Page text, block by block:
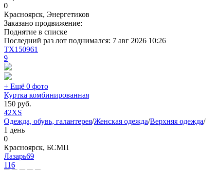
0
Красноярск, Энергетиков
Заказано продвижение:
Поднятие в списке
Последний раз лот поднимался: 7 авг 2026 10:26
TX150961
9
+ Ещё 0 фото
Куртка комбинированная
150 руб.
42XS
Одежда, обувь, галантерея/Женская одежда/Верхняя одежда/
1 день
0
Красноярск, БСМП
Лазарь69
116